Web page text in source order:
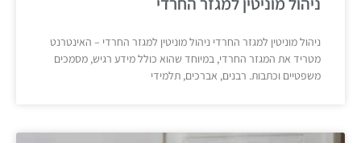
ניהול מוניטין למגזר החרדי ניהול מוניטין למגזר החרדי – האינטרנט
מטריד את המגזר החרדי, במיוחד שהוא כולל מידע רגיש, מסמכים
משפטיים וכתבות. רבנים, אברכים, תלמידי